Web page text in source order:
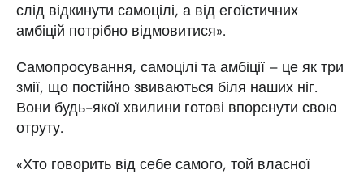
слід відкинути самоцілі, а від егоїстичних
амбіцій потрібно відмовитися».
Самопросування, самоцілі та амбіції – це як три
змії, що постійно звиваються біля наших ніг.
Вони будь-якої хвилини готові впорснути свою
отруту.
«Хто говорить від себе самого, той власної